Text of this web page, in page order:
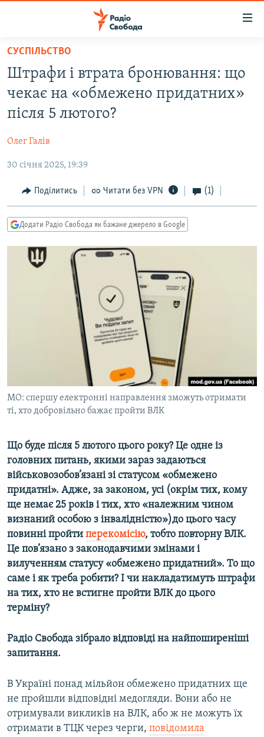
Перейти
основного
матеріалу
Перейти
до
основної
Перейти
пошуку
РАДІО СВОБОДА – 70 РОКІВ
ВСЕ ЗА ДОБУ
СТАТТІ
СУСПІЛЬСТВО
КУЛЬТУРА
УКРАЇНА
СВІТ
РОСІЙСЬКА «ФІЛЬТРАЦІЯ»
ДОНБАС.РЕАЛІЇ
КРИМ.РЕАЛІЇ
СХЕМИ
КИТАЙ.ВИКЛИКИ
МУЛЬТИМЕДІА
СПЕЦПРОЄКТИ
РУС
УКР
ДОЛУЧАЙСЯ!
Усі сайти RFE/RL
СУСПІЛЬСТВО
Штрафи і втрата бронювання: що
чекає на «обмежено придатних»
після 5 лютого?
Олег Галів
30 січня 2025, 19:39
Поділитись Читати без VPN (1)
Додати Радіо Свобода як бажане джерело в Google
МО: спершу електронні направлення зможуть отримати
ті, хто добровільно бажає пройти ВЛК
Що буде після 5 лютого цього року? Це одне із
головних питань, якими зараз задаються
військовозобов’язані зі статусом «обмежено
придатні». Адже, за законом, усі (окрім тих, кому
ще немає 25 років і тих, хто «належним чином
визнаний особою з інвалідністю»)до цього часу
повинні пройти перекомісію, тобто повторну ВЛК.
Це пов’язано з законодавчими змінами і
вилученням статусу «обмежено придатний». То що
саме і як треба робити? І чи накладатимуть штрафи
на тих, хто не встигне пройти ВЛК до цього
терміну?
Радіо Свобода зібрало відповіді на найпоширеніші
запитання.
В Україні понад мільйон обмежено придатних ще
не пройшли відповідні медогляди. Вони або не
отримували викликів на ВЛК, або ж не можуть їх
отримати в ТЦК через черги, повідомила